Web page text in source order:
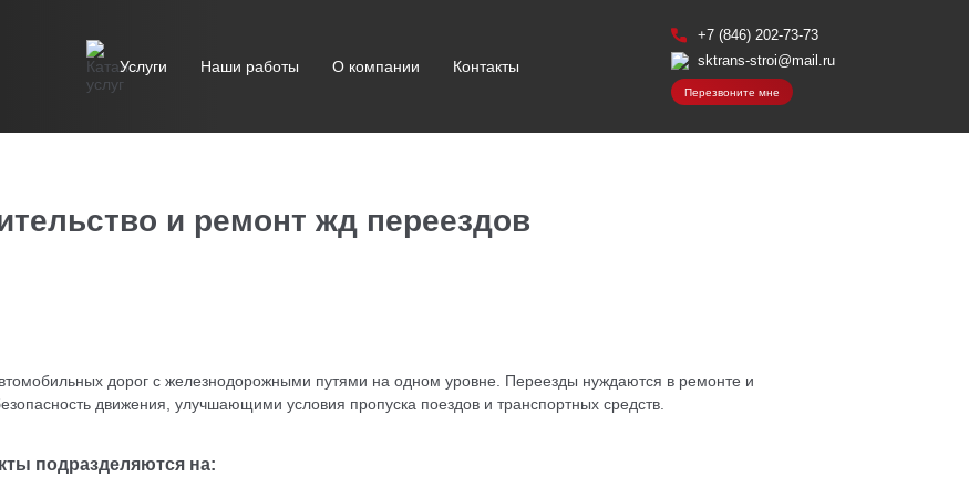
Услуги Наши работы О компании Контакты
+7 (846) 202-73-73
sktrans-stroi@mail.ru
Перезвоните мне
и ремонт жд переездов
дорог с железнодорожными путями на одном уровне. Переезды нуждаются в ремонте и
движения, улучшающими условия пропуска поездов и транспортных средств.
подразделяются на: